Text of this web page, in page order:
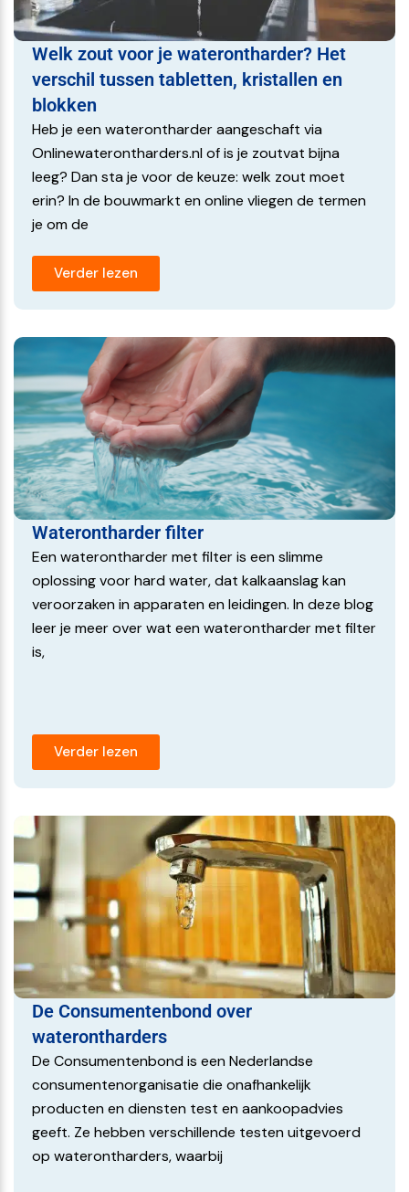
3/4''
Inbouwmaat incl. stuurklep
46 x 21 x 49 cm (LxBxH)
Fabrieksgarantie
15 jaar op mechanische onderdelen, mits
onderhoudscontract aanwezig
Stuurklep voorzien van
Kunststoffen pistons
Type Hars
Monodisperse hars
Gegarandeerde kwaliteit
Bij Z8-Water profiteer je van uitstekende
garantievoorwaarden:
✅ 5 jaar volledige garantie (incl. uren, onderdelen en
voorrijkosten)
✅ 15 jaar garantie op niet-bewegende onderdelen
Met optionele jaarlijkse servicebeurten blijft de
waterontharder in optimale conditie.
Waarom kiezen voor de Z8-Water DualFlow Pro?
✅ Altijd een constante zachte waterkwaliteit
✅ Geen elektrische aansluiting nodig
✅ Compact, stil en onderhoudsvriendelijk
✅ Betrouwbare techniek met langdurige garanties
✅ Perfect voor moderne gezinnen met een hoog
comfortniveau
Inhoud van dit set:
Z8-Water Premium Plus waterontharder
Aansluitset bestaande uit:
Flexibele 2x flexibele aansluitslang 3/4″
Pakkingen voor aansluitslang
Slangklem
Testset voor meten waterhardheid
Optioneel te kiezen tijdens de bestelling:
over dez8-water serie
Welk zout voor je waterontharder? Het
verschil tussen tabletten, kristallen en
blokken
Heb je een waterontharder aangeschaft via
Onlinewaterontharders.nl of is je zoutvat bijna
leeg? Dan sta je voor de keuze: welk zout moet
erin? In de bouwmarkt en online vliegen de termen
je om de
Verder lezen
Waterontharder filter
Een waterontharder met filter is een slimme
oplossing voor hard water, dat kalkaanslag kan
veroorzaken in apparaten en leidingen. In deze blog
leer je meer over wat een waterontharder met filter
is,
Verder lezen
De Consumentenbond over
waterontharders
De Consumentenbond is een Nederlandse
consumentenorganisatie die onafhankelijk
producten en diensten test en aankoopadvies
geeft. Ze hebben verschillende testen uitgevoerd
op waterontharders, waarbij